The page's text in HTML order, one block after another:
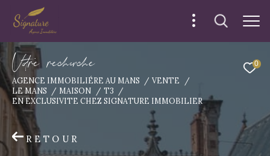
0
Vore recece
AGENCE IMMOBILIÉRE AU MANS
VENTE
LE MANS
MAISON
T3
EN EXCLUSIVITE CHEZ SIGNATURE IMMOBILIER
RETOUR